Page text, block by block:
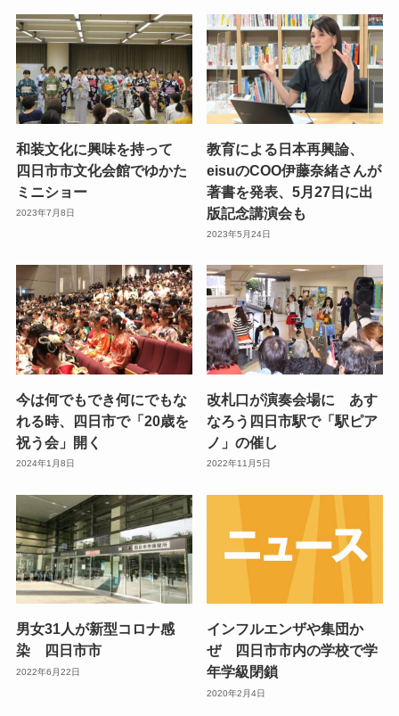
和装文化に興味を持って
四日市市文化会館でゆかた
ミニショー
2023年7月8日
教育による日本再興論、
eisuのCOO伊藤奈緒さんが
著書を発表、5月27日に出
版記念講演会も
2023年5月24日
今は何でもでき何にでもな
れる時、四日市で「20歳を
祝う会」開く
2024年1月8日
改札口が演奏会場に あす
なろう四日市駅で「駅ピア
ノ」の催し
2022年11月5日
男女31人が新型コロナ感
染 四日市市
2022年6月22日
インフルエンザや集団か
ぜ 四日市市内の学校で学
年学級閉鎖
2020年2月4日